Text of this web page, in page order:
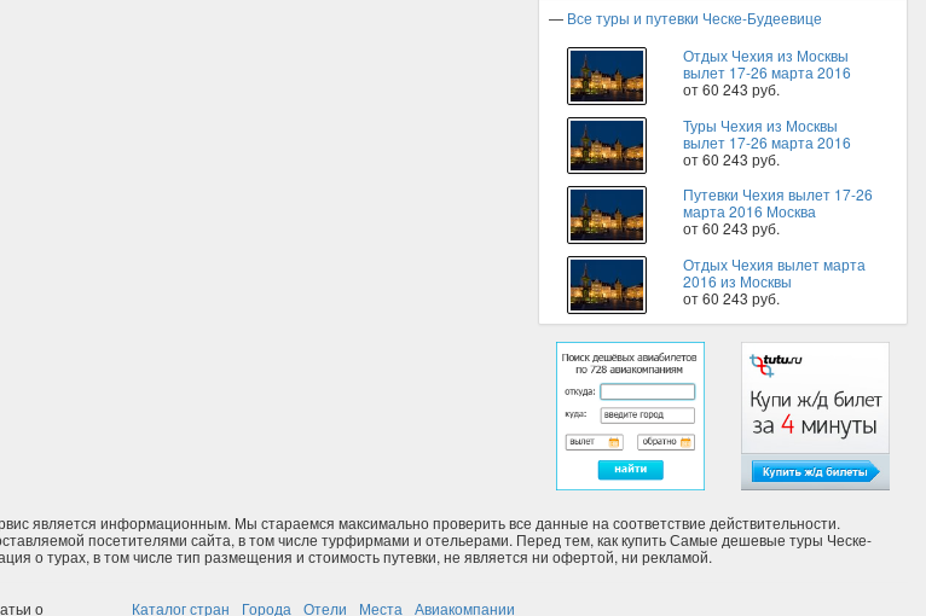
— Все туры и путевки Ческе-Будеевице
Отдых Чехия из Москвы
вылет 17-26 марта 2016
от 60 243 руб.
Туры Чехия из Москвы
вылет 17-26 марта 2016
от 60 243 руб.
Путевки Чехия вылет 17-26
марта 2016 Москва
от 60 243 руб.
Отдых Чехия вылет марта
2016 из Москвы
от 60 243 руб.
является информационным. Мы стараемся максимально проверить все данные на соответствие действительности.
посетителями сайта, в том числе турфирмами и отельерами. Перед тем, как купить Самые дешевые туры Ческе-
о турах, в том числе тип размещения и стоимость путевки, не является ни офертой, ни рекламой.
о
Каталог стран Города Отели Места Авиакомпании